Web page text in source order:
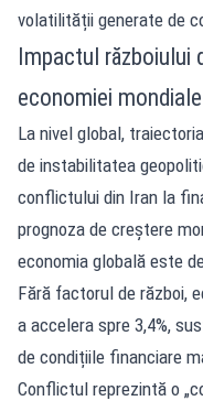
volatilității generate de
Impactul războiului
economiei mondiale
La nivel global,
de instabilitatea
conflictului din Iran la
prognoza de creștere
economia globală este
Fără factorul de război,
a accelera spre 3,4%,
de condițiile financiare
Conflictul reprezintă o